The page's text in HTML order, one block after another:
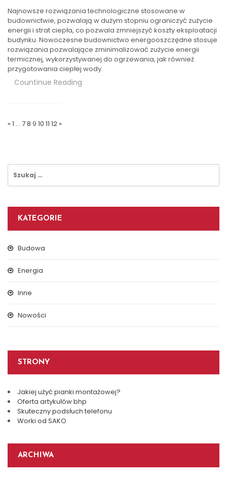
Najnowsze rozwiązania technologiczne stosowane w
budownictwie, pozwalają w dużym stopniu ograniczyć zużycie
energii i strat ciepła, co pozwala zmniejszyć koszty eksploatacji
budynku. Nowoczesne budownictwo energooszczędne stosuje
rozwiązania pozwalające zminimalizować zużycie energii
termicznej, wykorzystywanej do ogrzewania, jak również
przygotowania ciepłej wody.
Countinue Reading
Wpisów
« 1 … 78 9 10 11 12 »
Szukaj:
KATEGORIE
Budowa
Energia
Inne
Nowości
STRONY
Jakiej użyć pianki montażowej?
Oferta artykułów bhp
Skuteczny podsłuch telefonu
Worki od SAKO
ARCHIWA